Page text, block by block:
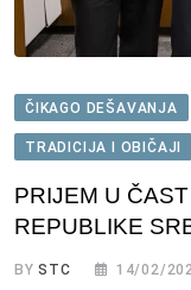
ČIKAGO DEŠAVANJA
TRADICIJA I OBIČAJI
PRIJEM U
REPUBLIKE
BYSTC 14/02/